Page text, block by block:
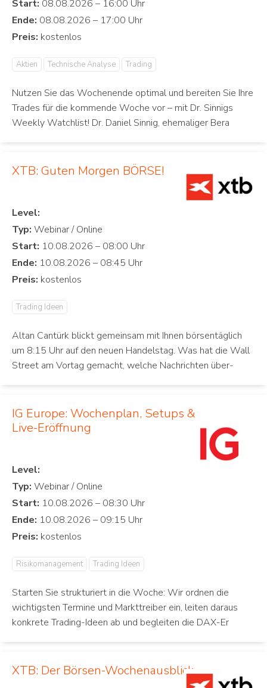
Start:
Ende:
Preis:
Aktien Technische Analyse Trading
Nutzen Sie das Wochenende optimal und bereiten Sie Ihre
Trades für die kommende Woche vor – mit Dr. Sinnigs
Weekly Watchlist! Dr. Daniel Sinnig, ehemaliger Bera
XTB: Guten Morgen BÖRSE!
Level:
Typ:
Start:
Ende:
Preis:
Trading Ideen
Altan Cantürk blickt gemeinsam mit Ihnen börsentäglich
um 8:15 Uhr auf den neuen Handelstag. Was hat die Wall
Street am Vortag gemacht, welche Nachrichten über-
IG Europe: Wochenplan, Setups &
Live-Eröffnung
Level:
Typ:
Start:
Ende:
Preis:
Risikomanagement Trading Ideen
Starten Sie strukturiert in die Woche: Wir ordnen die
wichtigsten Termine und Markttreiber ein, leiten daraus
konkrete Trading-Ideen ab und begleiten die DAX-Er
XTB: Der Börsen-Wochenausblick